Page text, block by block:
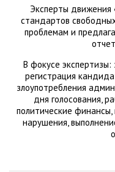
Эксперты движения
стандартов
проблемам и
В фокусе
регистрация
злоупотребления
дня голосования,
политические
нарушения,